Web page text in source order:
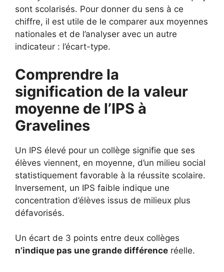
sont scolarisés. Pour donner du sens à ce
chiffre, il est utile de le comparer aux moyennes
nationales et de l’analyser avec un autre
indicateur : l’écart-type.
Comprendre la
signification de la valeur
moyenne de l’IPS à
Gravelines
Un IPS élevé pour un collège signifie que ses
élèves viennent, en moyenne, d’un milieu social
statistiquement favorable à la réussite scolaire.
Inversement, un IPS faible indique une
concentration d’élèves issus de milieux plus
défavorisés.
Un écart de 3 points entre deux collèges
n’indique pas une grande différence réelle.